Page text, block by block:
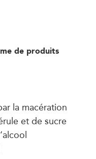
de produits
la macération
et de sucre